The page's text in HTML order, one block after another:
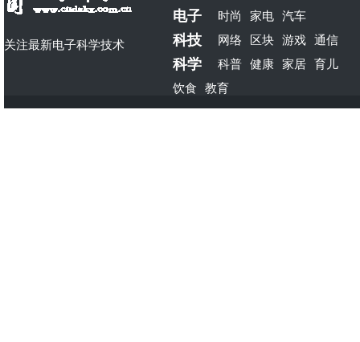
关注最新电子科学技术
电子 时尚 家电 汽车
科技 网络 区块 游戏 通信
科学 科普 健康 家居 育儿
饮食 教育